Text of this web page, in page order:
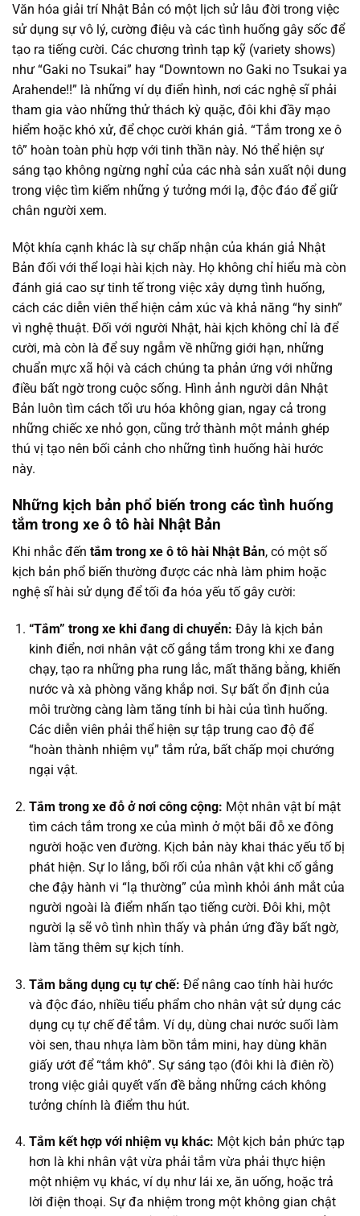
Văn hóa giải trí Nhật Bản có một lịch sử lâu đời trong việc
sử dụng sự vô lý, cường điệu và các tình huống gây sốc để
tạo ra tiếng cười. Các chương trình tạp kỹ (variety shows)
như “Gaki no Tsukai” hay “Downtown no Gaki no Tsukai ya
Arahende!!” là những ví dụ điển hình, nơi các nghệ sĩ phải
tham gia vào những thử thách kỳ quặc, đôi khi đầy mạo
hiểm hoặc khó xử, để chọc cười khán giả. “Tắm trong xe ô
tô” hoàn toàn phù hợp với tinh thần này. Nó thể hiện sự
sáng tạo không ngừng nghỉ của các nhà sản xuất nội dung
trong việc tìm kiếm những ý tưởng mới lạ, độc đáo để giữ
chân người xem.
Một khía cạnh khác là sự chấp nhận của khán giả Nhật
Bản đối với thể loại hài kịch này. Họ không chỉ hiểu mà còn
đánh giá cao sự tinh tế trong việc xây dựng tình huống,
cách các diễn viên thể hiện cảm xúc và khả năng “hy sinh”
vì nghệ thuật. Đối với người Nhật, hài kịch không chỉ là để
cười, mà còn là để suy ngẫm về những giới hạn, những
chuẩn mực xã hội và cách chúng ta phản ứng với những
điều bất ngờ trong cuộc sống. Hình ảnh người dân Nhật
Bản luôn tìm cách tối ưu hóa không gian, ngay cả trong
những chiếc xe nhỏ gọn, cũng trở thành một mảnh ghép
thú vị tạo nên bối cảnh cho những tình huống hài hước
này.
Những kịch bản phổ biến trong các tình huống
tắm trong xe ô tô hài Nhật Bản
Khi nhắc đến tắm trong xe ô tô hài Nhật Bản, có một số
kịch bản phổ biến thường được các nhà làm phim hoặc
nghệ sĩ hài sử dụng để tối đa hóa yếu tố gây cười:
“Tắm” trong xe khi đang di chuyển: Đây là kịch bản
kinh điển, nơi nhân vật cố gắng tắm trong khi xe đang
chạy, tạo ra những pha rung lắc, mất thăng bằng, khiến
nước và xà phòng văng khắp nơi. Sự bất ổn định của
môi trường càng làm tăng tính bi hài của tình huống.
Các diễn viên phải thể hiện sự tập trung cao độ để
“hoàn thành nhiệm vụ” tắm rửa, bất chấp mọi chướng
ngại vật.
Tắm trong xe đỗ ở nơi công cộng: Một nhân vật bí mật
tìm cách tắm trong xe của mình ở một bãi đỗ xe đông
người hoặc ven đường. Kịch bản này khai thác yếu tố bị
phát hiện. Sự lo lắng, bối rối của nhân vật khi cố gắng
che đậy hành vi “lạ thường” của mình khỏi ánh mắt của
người ngoài là điểm nhấn tạo tiếng cười. Đôi khi, một
người lạ sẽ vô tình nhìn thấy và phản ứng đầy bất ngờ,
làm tăng thêm sự kịch tính.
Tắm bằng dụng cụ tự chế: Để nâng cao tính hài hước
và độc đáo, nhiều tiểu phẩm cho nhân vật sử dụng các
dụng cụ tự chế để tắm. Ví dụ, dùng chai nước suối làm
vòi sen, thau nhựa làm bồn tắm mini, hay dùng khăn
giấy ướt để “tắm khô”. Sự sáng tạo (đôi khi là điên rồ)
trong việc giải quyết vấn đề bằng những cách không
tưởng chính là điểm thu hút.
Tắm kết hợp với nhiệm vụ khác: Một kịch bản phức tạp
hơn là khi nhân vật vừa phải tắm vừa phải thực hiện
một nhiệm vụ khác, ví dụ như lái xe, ăn uống, hoặc trả
lời điện thoại. Sự đa nhiệm trong một không gian chật